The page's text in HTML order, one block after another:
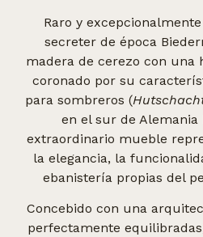
Raro y
secreter de época
madera de cerezo con una
coronado por su
para sombreros (
en el sur de Alemania
extraordinario mueble
la elegancia, la
ebanistería propias del
Concebido con una
perfectamente